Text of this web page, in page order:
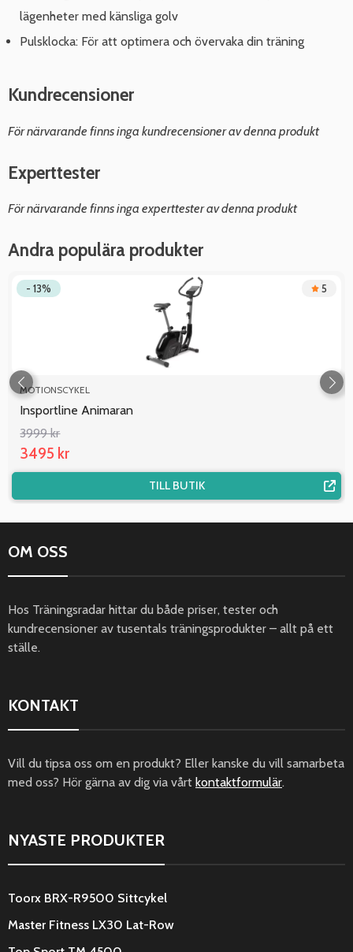
lägenheter med känsliga golv
Pulsklocka: För att optimera och övervaka din träning
Kundrecensioner
För närvarande finns inga kundrecensioner av denna produkt
Experttester
För närvarande finns inga experttester av denna produkt
Andra populära produkter
- 13% 5
MOTIONSCYKEL
Insportline Animaran
3999 kr
3495 kr
TILL BUTIK
OM OSS
Hos Träningsradar hittar du både priser, tester och
kundrecensioner av tusentals träningsprodukter – allt på ett
ställe.
KONTAKT
Vill du tipsa oss om en produkt? Eller kanske du vill samarbeta
med oss? Hör gärna av dig via vårt kontaktformulär.
NYASTE PRODUKTER
Toorx BRX-R9500 Sittcykel
Master Fitness LX30 Lat-Row